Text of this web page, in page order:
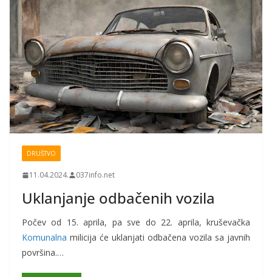
DRUŠTVO
11.04.2024. 037info.net
Uklanjanje odbačenih vozila
Počev od 15. aprila, pa sve do 22. aprila, kruševačka
Komunalna milicija će uklanjati odbačena vozila sa javnih
površina.…